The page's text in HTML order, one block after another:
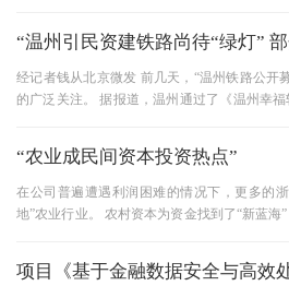
“温州引民资建铁路尚待“绿灯”
经记者钱从北京微发 前几天，“温州铁路公开
的广泛关注。 据报道，温州通过了《温州幸
“农业成民间资本投资热点”
在公司普遍遭遇利润困难的情况下，更多的
地”农业行业。 农村资本为资金找到了“新蓝海
项目《基于金融数据安全与高效